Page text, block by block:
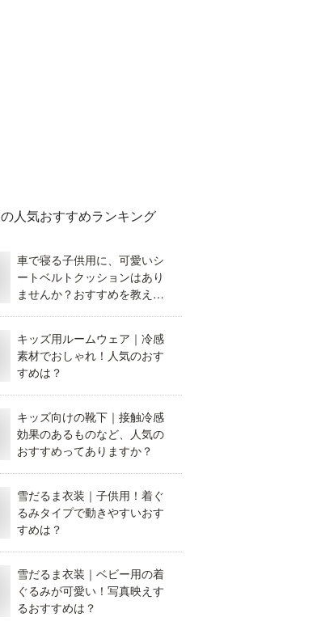
の人気おすすめランキング
車で寝る子供用に、可愛いシ
ートベルトクッションはあり
ませんか？おすすめを教えて
キッズ用ルームウェア｜冷感
素材でおしゃれ！人気のおす
すめは？
キッズ向けの靴下｜接触冷感
効果のあるものなど、人気の
おすすめってありますか？
雪だるま衣装｜子供用！着ぐ
るみタイプで動きやすいおす
すめは？
雪だるま衣装｜ベビー用の着
ぐるみが可愛い！写真映えす
るおすすめは？